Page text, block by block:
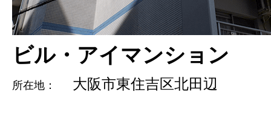
ビル・アイマンション
所在地： 大阪市東住吉区北田辺